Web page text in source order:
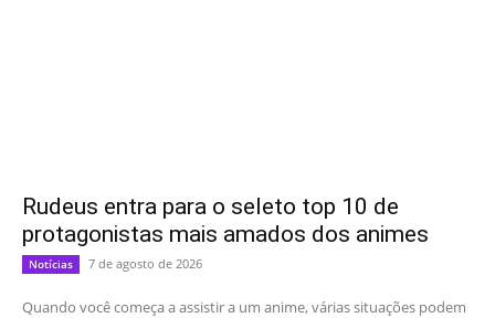
Rudeus entra para o seleto top 10 de
protagonistas mais amados dos animes
Notícias 7 de agosto de 2026
Quando você começa a assistir a um anime, várias situações podem